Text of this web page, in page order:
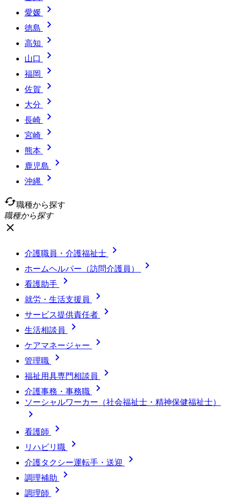
愛媛 
徳島 
高知 
山口 
福岡 
佐賀 
大分 
長崎 
宮崎 
熊本 
鹿児島 
沖縄

cached職種から探す
職種から探す
close
介護職員・介護福祉士 
ホームヘルパー（訪問介護員） 
看護助手 
就労・生活支援員 
サービス提供責任者 
生活相談員 
ケアマネージャー 
管理職 
福祉用具専門相談員 
介護事務・事務職 
ソーシャルワーカー（社会福祉士・精神保健福祉士）

看護師 
リハビリ職 
介護タクシー運転手・送迎 
調理補助 
調理師 